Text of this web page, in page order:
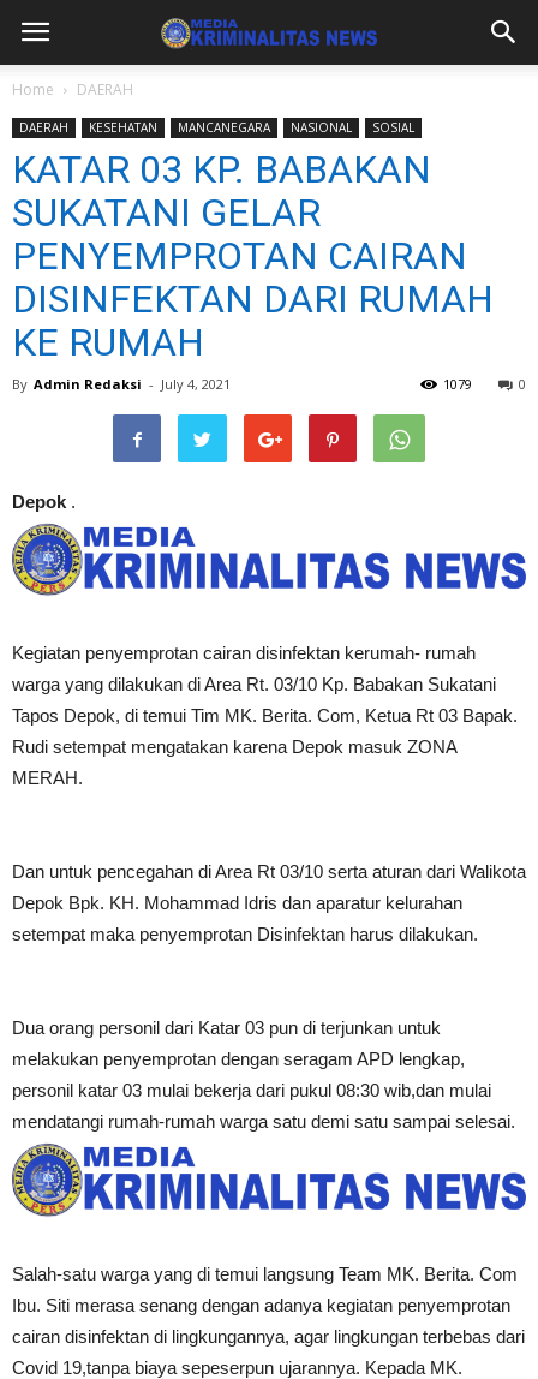
Home DAERAH
DAERAH KESEHATAN MANCANEGARA NASIONAL SOSIAL
KATAR 03 KP. BABAKAN
SUKATANI GELAR
PENYEMPROTAN CAIRAN
DISINFEKTAN DARI RUMAH
KE RUMAH
By Admin Redaksi - July 4, 2021 0
1079
Depok .
Kegiatan penyemprotan cairan disinfektan kerumah- rumah
warga yang dilakukan di Area Rt. 03/10 Kp. Babakan Sukatani
Tapos Depok, di temui Tim MK. Berita. Com, Ketua Rt 03 Bapak.
Rudi setempat mengatakan karena Depok masuk ZONA
MERAH.
Dan untuk pencegahan di Area Rt 03/10 serta aturan dari Walikota
Depok Bpk. KH. Mohammad Idris dan aparatur kelurahan
setempat maka penyemprotan Disinfektan harus dilakukan.
Dua orang personil dari Katar 03 pun di terjunkan untuk
melakukan penyemprotan dengan seragam APD lengkap,
personil katar 03 mulai bekerja dari pukul 08:30 wib,dan mulai
mendatangi rumah-rumah warga satu demi satu sampai selesai.
Salah-satu warga yang di temui langsung Team MK. Berita. Com
Ibu. Siti merasa senang dengan adanya kegiatan penyemprotan
cairan disinfektan di lingkungannya, agar lingkungan terbebas dari
Covid 19,tanpa biaya sepeserpun ujarannya. Kepada MK.